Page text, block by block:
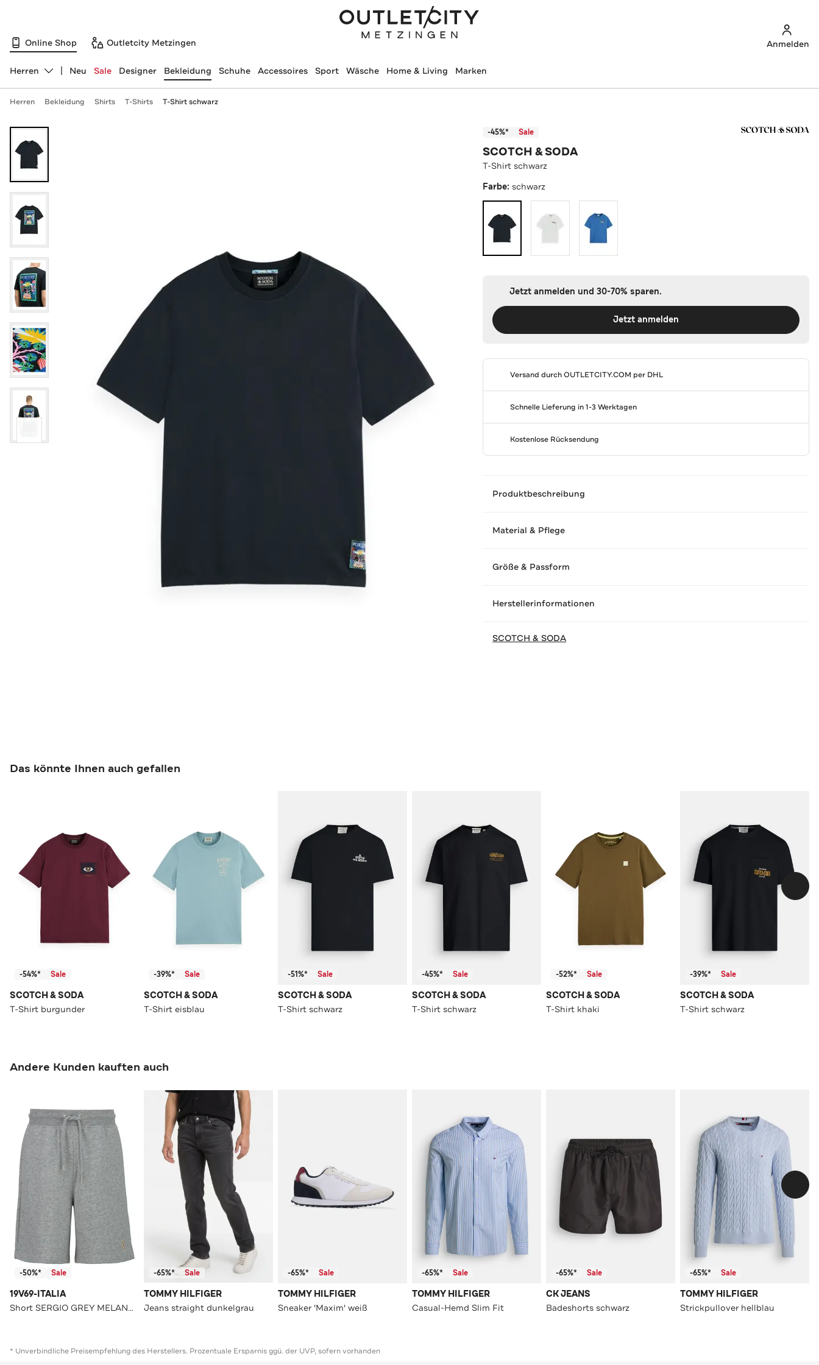
Online Shop Outletcity Metzingen Anmelden
Abteilung ändern, ausgewählt:
Herren Neu Sale Designer Bekleidung Schuhe Accessoires Sport Wäsche Home & Living Marken
Herren Bekleidung Shirts T-Shirts T-Shirt schwarz
-45%* Sale
SCOTCH & SODA
T-Shirt schwarz
Farbe: schwarz
Jetzt anmelden und 30-70% sparen.
Jetzt anmelden
Versand durchOUTLETCITY.COM per DHL
Schnelle Lieferung in 1-3 Werktagen
Kostenlose Rücksendung
Produktbeschreibung
Material & Pflege
Größe & Passform
Herstellerinformationen
SCOTCH & SODA
Das könnte Ihnen auch gefallen
-54%* Sale
SCOTCH & SODA
T-Shirt burgunder
-39%* Sale
SCOTCH & SODA
T-Shirt eisblau
-51%* Sale
SCOTCH & SODA
T-Shirt schwarz
-45%* Sale
SCOTCH & SODA
T-Shirt schwarz
-52%* Sale
SCOTCH & SODA
T-Shirt khaki
-39%* Sale
SCOTCH & SODA
T-Shirt schwarz
Andere Kunden kauften auch
-50%* Sale
19V69-ITALIA
Short SERGIO GREY MELANGE Straight
-65%* Sale
TOMMY HILFIGER
Jeans straight dunkelgrau
-65%* Sale
TOMMY HILFIGER
Sneaker 'Maxim' weiß
-65%* Sale
TOMMY HILFIGER
Casual-Hemd Slim Fit
-65%* Sale
CK JEANS
Badeshorts schwarz
-65%* Sale
TOMMY HILFIGER
Strickpullover hellblau
* Unverbindliche Preisempfehlung des Herstellers. Prozentuale Ersparnis ggü. der UVP, sofern vorhanden